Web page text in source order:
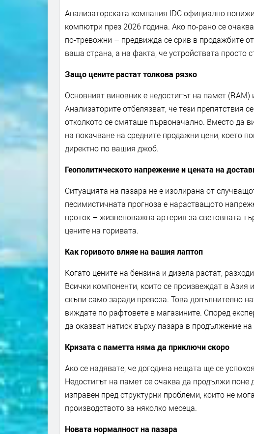
Анализаторската компания IDC официално
компютри през 2026 година. Ако по-рано се
по-тревожни – предвижда се срив в продажбите
ваша страна, а на факта, че устройствата просто
Защо цените растат толкова рязко
Основният виновник е недостигът на памет
Анализаторите отбелязват, че тези препятствия
отколкото се смяташе първоначално. Вместо да
на покачване на средните продажни цени, което
директно по вашия джоб.
Геополитическото напрежение и цената на
Ситуацията на пазара не е изолирана от
песимистичната прогноза е нарастващото
проток – жизненоважна артерия за световната
цените на горивата.
Как горивото влияе на вашия лаптоп
Когато цените на бензина и дизела растат,
Всички компоненти, които се произвеждат в Азия
скъпи само заради превоза. Това допълнително
виждате по рафтовете в магазините. Според
да оказват натиск върху пазара в продължение на
Кризата с паметта няма да приключи скоро
Ако се надявате, че догодина нещата ще се
Недостигът на памет се очаква да продължи
изправен пред структурни проблеми, които не
производството за няколко месеца.
Новата нормалност на пазара